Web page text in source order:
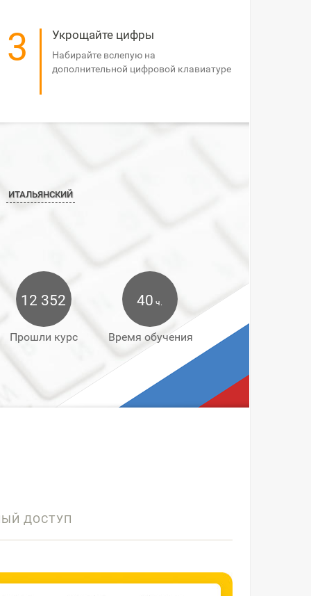
3 Укрощайте цифры
Набирайте вслепую на
дополнительной цифровой клавиатуре
ИТАЛЬЯНСКИЙ
12 352
Прошли курс
40 ч.
Время обучения
ДОСТУП